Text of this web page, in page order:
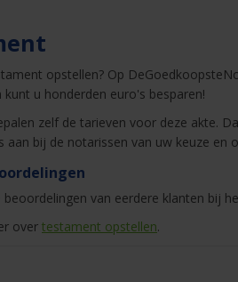
opstellen? Op
kunt u honderden euro's besparen!
zelf de tarieven voor deze akte.
aan bij de notarissen van uw keuze
beoordelingen van eerdere klanten bij
over testament opstellen.